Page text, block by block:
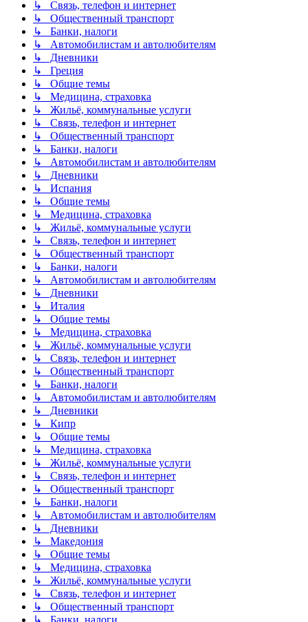
↳ Связь, телефон и интернет
↳ Общественный транспорт
↳ Банки, налоги
↳ Автомобилистам и автолюбителям
↳ Дневники
↳ Греция
↳ Общие темы
↳ Медицина, страховка
↳ Жильё, коммунальные услуги
↳ Связь, телефон и интернет
↳ Общественный транспорт
↳ Банки, налоги
↳ Автомобилистам и автолюбителям
↳ Дневники
↳ Испания
↳ Общие темы
↳ Медицина, страховка
↳ Жильё, коммунальные услуги
↳ Связь, телефон и интернет
↳ Общественный транспорт
↳ Банки, налоги
↳ Автомобилистам и автолюбителям
↳ Дневники
↳ Италия
↳ Общие темы
↳ Медицина, страховка
↳ Жильё, коммунальные услуги
↳ Связь, телефон и интернет
↳ Общественный транспорт
↳ Банки, налоги
↳ Автомобилистам и автолюбителям
↳ Дневники
↳ Кипр
↳ Общие темы
↳ Медицина, страховка
↳ Жильё, коммунальные услуги
↳ Связь, телефон и интернет
↳ Общественный транспорт
↳ Банки, налоги
↳ Автомобилистам и автолюбителям
↳ Дневники
↳ Македония
↳ Общие темы
↳ Медицина, страховка
↳ Жильё, коммунальные услуги
↳ Связь, телефон и интернет
↳ Общественный транспорт
↳ Банки, налоги